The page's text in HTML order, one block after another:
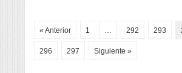
« Anterior 1 … 292 293
296 297 Siguiente »